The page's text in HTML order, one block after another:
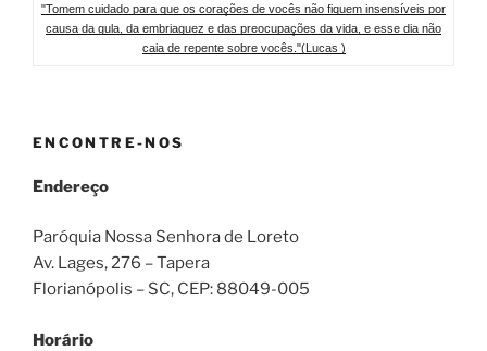
"Tomem cuidado para que os corações de vocês não fiquem insensíveis por
causa da gula, da embriaguez e das preocupações da vida, e esse dia não
caia de repente sobre vocês."(Lucas )
ENCONTRE-NOS
Endereço
Paróquia Nossa Senhora de Loreto
Av. Lages, 276 – Tapera
Florianópolis – SC, CEP: 88049-005
Horário